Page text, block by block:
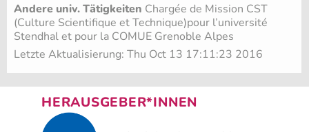
Andere univ. Tätigkeiten Chargée de Mission CST
(Culture Scientifique et Technique)pour l’université
Stendhal et pour la COMUE Grenoble Alpes
Letzte Aktualisierung: Thu Oct 13 17:11:23 2016
HERAUSGEBER*INNEN